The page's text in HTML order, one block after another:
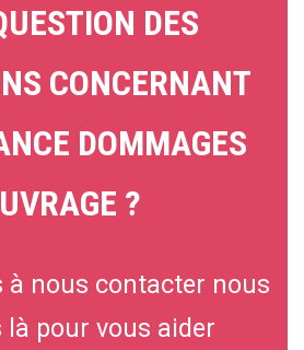
DES
CONCERNANT
DOMMAGES
?
à nous contacter nous
là pour vous aider